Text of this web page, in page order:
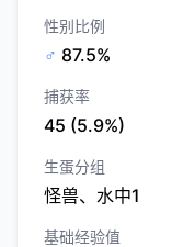
性别比例
♂ 87.5%
捕获率
45 (5.9%)
生蛋分组
怪兽、水中1
基础经验值